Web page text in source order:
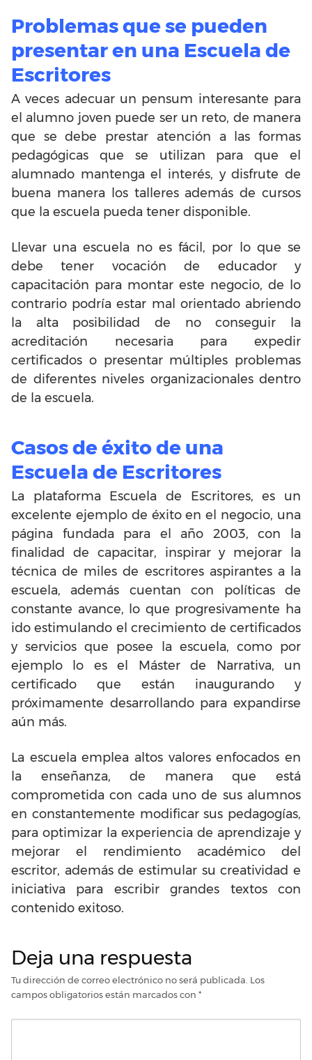
Problemas que se pueden
presentar en una Escuela de
Escritores
A veces adecuar un pensum interesante para
el alumno joven puede ser un reto, de manera
que se debe prestar atención a las formas
pedagógicas que se utilizan para que el
alumnado mantenga el interés, y disfrute de
buena manera los talleres además de cursos
que la escuela pueda tener disponible.
Llevar una escuela no es fácil, por lo que se
debe tener vocación de educador y
capacitación para montar este negocio, de lo
contrario podría estar mal orientado abriendo
la alta posibilidad de no conseguir la
acreditación necesaria para expedir
certificados o presentar múltiples problemas
de diferentes niveles organizacionales dentro
de la escuela.
Casos de éxito de una
Escuela de Escritores
La plataforma Escuela de Escritores, es un
excelente ejemplo de éxito en el negocio, una
página fundada para el año 2003, con la
finalidad de capacitar, inspirar y mejorar la
técnica de miles de escritores aspirantes a la
escuela, además cuentan con políticas de
constante avance, lo que progresivamente ha
ido estimulando el crecimiento de certificados
y servicios que posee la escuela, como por
ejemplo lo es el Máster de Narrativa, un
certificado que están inaugurando y
próximamente desarrollando para expandirse
aún más.
La escuela emplea altos valores enfocados en
la enseñanza, de manera que está
comprometida con cada uno de sus alumnos
en constantemente modificar sus pedagogías,
para optimizar la experiencia de aprendizaje y
mejorar el rendimiento académico del
escritor, además de estimular su creatividad e
iniciativa para escribir grandes textos con
contenido exitoso.
Deja una respuesta
Tu dirección de correo electrónico no será publicada. Los
campos obligatorios están marcados con *